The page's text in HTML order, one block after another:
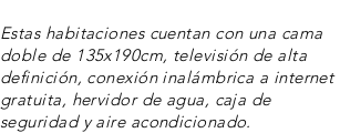
Estas habitaciones cuentan con una cama
doble de 135x190cm, televisión de alta
definición, conexión inalámbrica a internet
gratuita, hervidor de agua, caja de
seguridad y aire acondicionado.